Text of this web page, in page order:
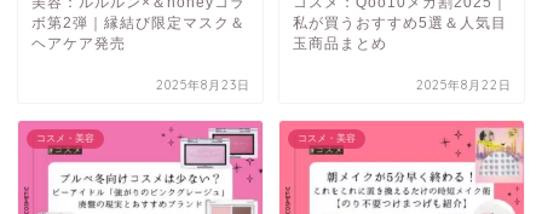
ボ第2弾｜縁結び限定マスク＆
ヘアケア発売
2025年8月23日
私が買うおすすめ5選＆人気目
玉商品まとめ
2025年8月22日
コスメ・美容 コスメ・美容